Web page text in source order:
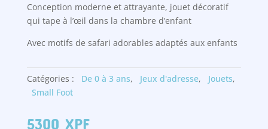
Conception moderne et attrayante, jouet décoratif
qui tape à l’œil dans la chambre d’enfant
Avec motifs de safari adorables adaptés aux enfants
Catégories : De 0 à 3 ans, Jeux d'adresse, Jouets,
Small Foot
5300 XPF